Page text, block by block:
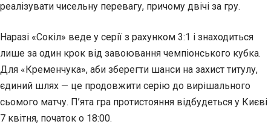
реалізувати чисельну перевагу, причому двічі за гру.
Наразі «Сокіл» веде у серії з рахунком 3:1 і знаходиться
лише за один крок від завоювання чемпіонського кубка.
Для «Кременчука», аби зберегти шанси на захист титулу,
єдиний шлях — це продовжити серію до вирішального
сьомого матчу. П’ята гра протистояння відбудеться у Києві
7 квітня, початок о 18:00.